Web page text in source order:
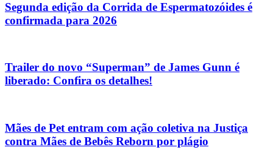
Segunda edição da Corrida de Espermatozóides é
confirmada para 2026
Trailer do novo “Superman” de James Gunn é
liberado: Confira os detalhes!
Mães de Pet entram com ação coletiva na Justiça
contra Mães de Bebês Reborn por plágio